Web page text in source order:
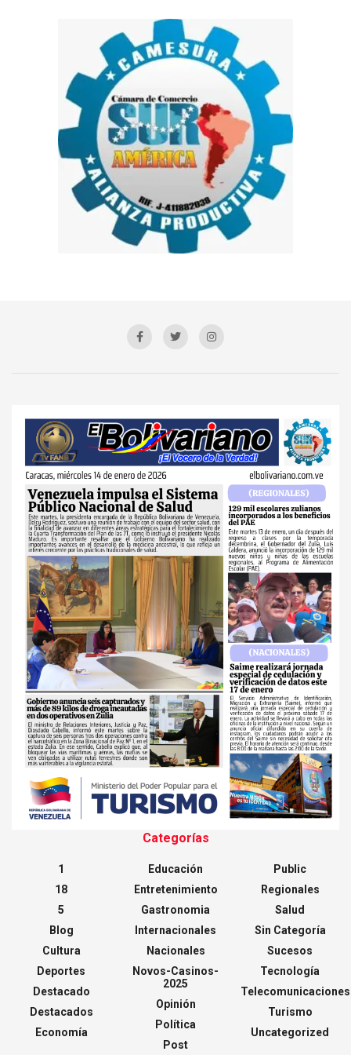
Categorías
1
18
5
Blog
Cultura
Deportes
Destacado
Destacados
Economía
Educación
Entretenimiento
Gastronomia
Internacionales
Nacionales
Novos-Casinos-
2025
Opinión
Política
Post
Public
Regionales
Salud
Sin Categoría
Sucesos
Tecnología
Telecomunicaciones
Turismo
Uncategorized